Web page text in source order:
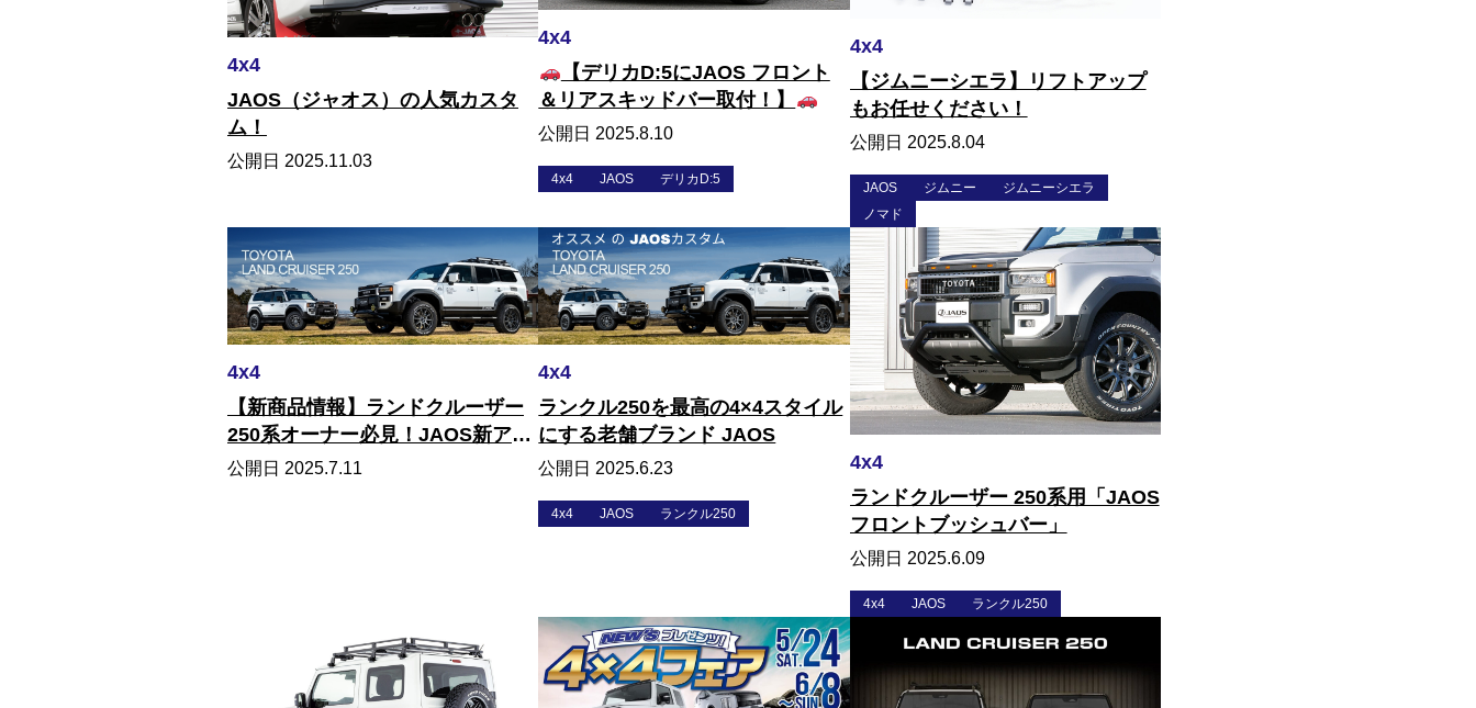
4x4
JAOS（ジャオス）の人気カスタ
ム！
公開日 2025.11.03
4x4
【デリカD:5にJAOS フロント
＆リアスキッドバー取付！】
公開日 2025.8.10
4x4 JAOS デリカD:5
4x4
【ジムニーシエラ】リフトアップ
もお任せください！
公開日 2025.8.04
JAOS ジムニー
ジムニーシエラ
ノマド
4x4
【新商品情報】ランドクルーザー
250系オーナー必見！JAOS新アイ
テム登場！
公開日 2025.7.11
4x4
ランクル250を最高の4×4スタイル
にする老舗ブランド JAOS
公開日 2025.6.23
4x4 JAOS ランクル250
4x4
ランドクルーザー 250系用「JAOS
フロントブッシュバー」
公開日 2025.6.09
4x4 JAOS ランクル250